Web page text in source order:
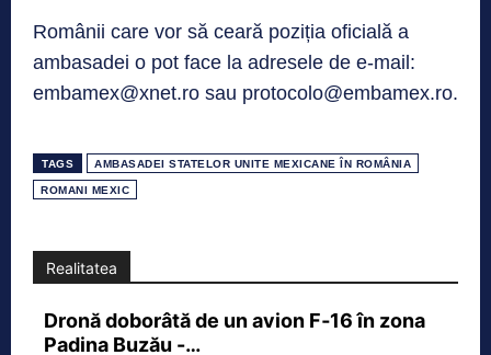
Românii care vor să ceară poziția oficială a
ambasadei o pot face la adresele de e-mail:
embamex@xnet.ro sau protocolo@embamex.ro.
TAGS AMBASADEI STATELOR UNITE MEXICANE ÎN ROMÂNIA
ROMANI MEXIC
Realitatea
Dronă doborâtă de un avion F‑16 în zona
Padina Buzău -…